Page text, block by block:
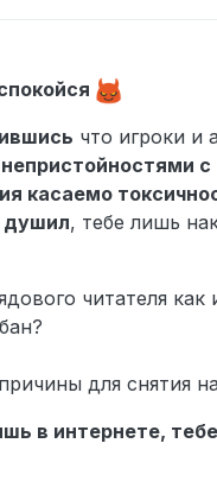
что игроки и
с
касаемо
душил, тебе лишь
читателя
для снятия
в интернете, тебе